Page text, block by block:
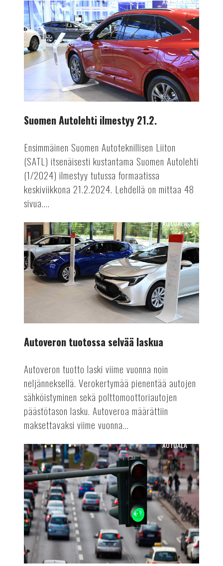
Suomen
Autolehti
ilmestyy
21.2.
Suomen Autolehti ilmestyy 21.2.
Ensimmäinen Suomen Autoteknillisen Liiton
(SATL) itsenäisesti kustantama Suomen Autolehti
(1/2024) ilmestyy tutussa formaatissa
keskiviikkona 21.2.2024. Lehdellä on mittaa 48
sivua....
Autoveron
tuotossa
selvää
laskua
AUTOALA
Autoveron tuotossa selvää laskua
Autoveron tuotto laski viime vuonna noin
neljänneksellä. Verokertymää pienentää autojen
sähköistyminen sekä polttomoottoriautojen
päästötason lasku. Autoveroa määrättiin
maksettavaksi viime vuonna...
Euro
7:
Euroopan
parlamentti
kannattaa
uusia
sääntöjä
tieliikenteen
päästöjen
vähentämiseksi
AUTOALA